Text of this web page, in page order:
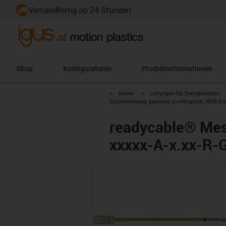
Versandfertig ab 24 Stunden
Shop Konfiguratoren Produktinformationen
igus-icon-arrow-right
Home igus-icon-arrow-right
Leitungen für Energieketten
Systemleitung, passend zu Hengstler, RI58-
readycable®
xxxxx-A-x.xx-R-